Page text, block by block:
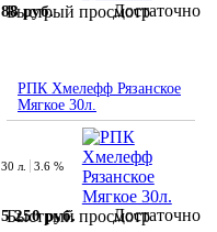
Быстрый просмотр
88 руб. Достаточно
РПК Хмелефф Рязанское
Мягкое 30л.
Быстрый просмотр
30 л. 3.6 %
5 250 руб. Достаточно